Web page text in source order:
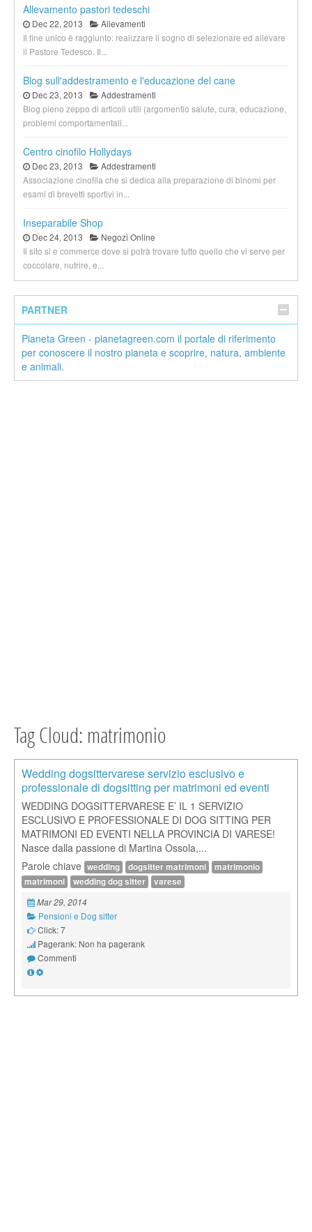
Allevamento pastori tedeschi
Dec 22, 2013
Allevamenti
Il fine unico è raggiunto: realizzare il sogno di selezionare ed allevare
il Pastore Tedesco. Il...
Blog sull'addestramento e l'educazione del cane
Dec 23, 2013
Addestramenti
Blog pieno zeppo di articoli utili (argomentio salute, cura, educazione,
problemi comportamentali...
Centro cinofilo Hollydays
Dec 23, 2013
Addestramenti
Associazione cinofila che si dedica alla preparazione di binomi per
esami di brevetti sportivi in...
Inseparabile Shop
Dec 24, 2013
Negozi Online
Il sito si e commerce dove si potrà trovare tutto quello che vi serve per
coccolare, nutrire, e...
PARTNER
Pianeta Green - pianetagreen.com il portale di riferimento
per conoscere il nostro pianeta e scoprire, natura, ambiente
e animali.
Tag Cloud: matrimonio
Wedding dogsittervarese servizio esclusivo e
professionale di dogsitting per matrimoni ed eventi
WEDDING DOGSITTERVARESE E’ IL 1 SERVIZIO
ESCLUSIVO E PROFESSIONALE DI DOG SITTING PER
MATRIMONI ED EVENTI NELLA PROVINCIA DI VARESE!
Nasce dalla passione di Martina Ossola,...
Parole chiave wedding dogsitter matrimoni
matrimonio
matrimoni
wedding dog sitter varese
Mar 29, 2014
Pensioni e Dog sitter
Click: 7
Pagerank: Non ha pagerank
Commenti